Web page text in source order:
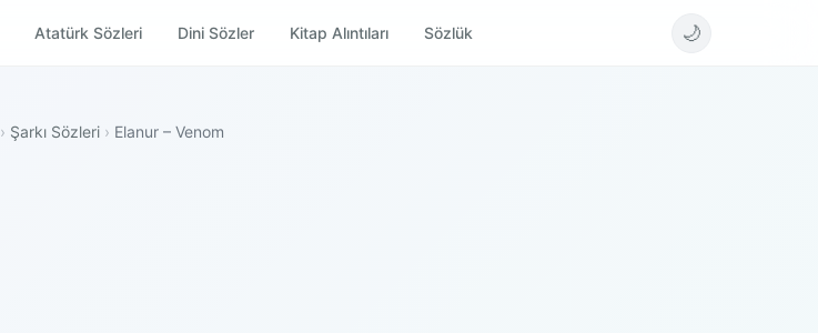
Atatürk Sözleri Dini Sözler Kitap Alıntıları Sözlük 🌙
› Şarkı Sözleri › Elanur – Venom